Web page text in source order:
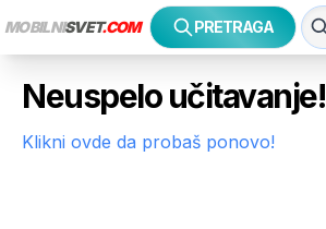
MOBILNISVET.COM PRETRAGA
Neuspelo učitavanje!
Klikni ovde da probaš ponovo!